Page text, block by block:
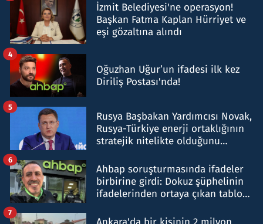
İzmit Belediyesi'ne operasyon!
Başkan Fatma Kaplan Hürriyet ve
eşi gözaltına alındı
Oğuzhan Uğur’un ifadesi ilk kez
Diriliş Postası'nda!
4
Rusya Başbakan Yardımcısı Novak,
Rusya-Türkiye enerji ortaklığının
stratejik nitelikte olduğunu
5
Ahbap soruşturmasında ifadeler
birbirine girdi: Dokuz şüphelinin
ifadelerinden ortaya çıkan tablo
6
7